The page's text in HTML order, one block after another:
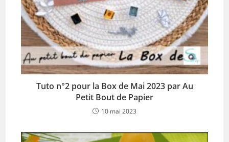
Tuto n°2 pour la Box de Mai 2023 par Au
Petit Bout de Papier
10 mai 2023